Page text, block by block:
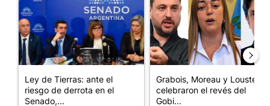
Ley de Tierras: ante el
riesgo de derrota en el
Senado,...
Grabois, Moreau y Lousteau
celebraron el revés del
Gobi...